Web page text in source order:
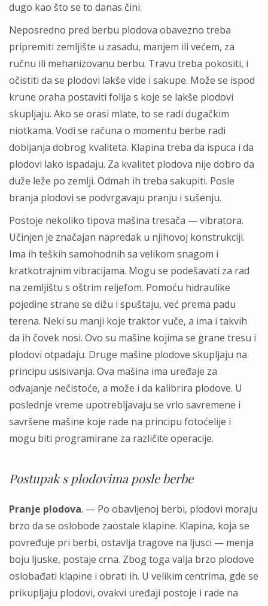
dugo kao što se to danas čini.
Neposredno pred berbu plodova obavezno treba
pripremiti zemljište u zasadu, manjem ili većem, za
ručnu ili mehanizovanu berbu. Travu treba pokositi, i
očistiti da se plodovi lakše vide i sakupe. Može se ispod
krune oraha postaviti folija s koje se lakše plodovi
skupljaju. Ako se orasi mlate, to se radi dugačkim
niotkama. Vodi se računa o momentu berbe radi
dobijanja dobrog kvaliteta. Klapina treba da ispuca i da
plodovi lako ispadaju. Za kvalitet plodova nije dobro da
duže leže po zemlji. Odmah ih treba sakupiti. Posle
branja plodovi se podvrgavaju pranju i sušenju.
Postoje nekoliko tipova mašina tresača — vibratora.
Učinjen je značajan napredak u njihovoj konstrukciji.
Ima ih teških samohodnih sa velikom snagom i
kratkotrajnim vibracijama. Mogu se podešavati za rad
na zemljištu s oštrim reljefom. Pomoću hidraulike
pojedine strane se dižu i spuštaju, već prema padu
terena. Neki su manji koje traktor vuče, a ima i takvih
da ih čovek nosi. Ovo su mašine kojima se grane tresu i
plodovi otpadaju. Druge mašine plodove skupljaju na
principu usisivanja. Ova mašina ima uređaje za
odvajanje nečistoće, a može i da kalibrira plodove. U
poslednje vreme upotrebljavaju se vrlo savremene i
savršene mašine koje rade na principu fotoćelije i
mogu biti programirane za različite operacije.
Postupak s plodovima posle berbe
Pranje plodova. — Po obavljenoj berbi, plodovi moraju
brzo da se oslobode zaostale klapine. Klapina, koja se
povređuje pri berbi, ostavlja tragove na ljusci — menja
boju ljuske, postaje crna. Zbog toga valja brzo plodove
oslobađati klapine i obrati ih. U velikim centrima, gde se
prikupljaju plodovi, ovakvi uređaji postoje i rade na